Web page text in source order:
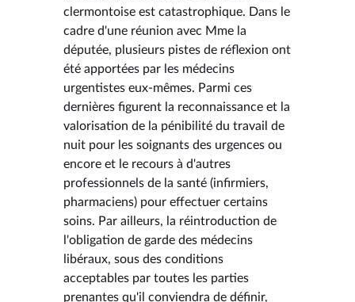
clermontoise est catastrophique. Dans le
cadre d'une réunion avec Mme la
députée, plusieurs pistes de réflexion ont
été apportées par les médecins
urgentistes eux-mêmes. Parmi ces
dernières figurent la reconnaissance et la
valorisation de la pénibilité du travail de
nuit pour les soignants des urgences ou
encore et le recours à d'autres
professionnels de la santé (infirmiers,
pharmaciens) pour effectuer certains
soins. Par ailleurs, la réintroduction de
l'obligation de garde des médecins
libéraux, sous des conditions
acceptables par toutes les parties
prenantes qu'il conviendra de définir,